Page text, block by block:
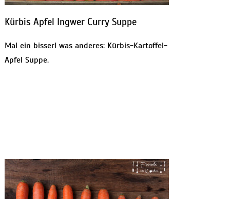
Kürbis Apfel Ingwer Curry Suppe
Mal ein bisserl was anderes: Kürbis-Kartoffel-
Apfel Suppe.